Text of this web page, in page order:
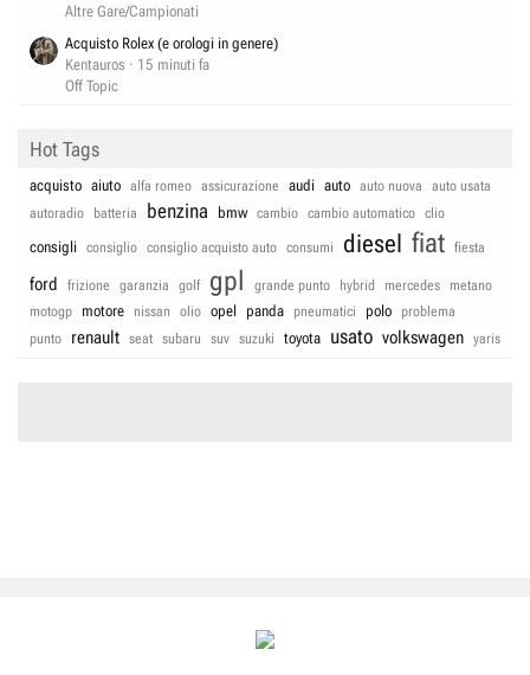
Altre Gare/Campionati
Acquisto Rolex (e orologi in genere)
Kentauros
15 minuti fa
Off Topic
Hot Tags
acquisto aiuto alfa romeo assicurazione audi auto auto nuova
auto usata
autoradio
batteria benzina bmw cambio cambio automatico clio
consigli consiglio consiglio acquisto auto consumi diesel fiat fiesta
ford frizione garanzia golf gpl grande punto hybrid mercedes
metano
motogp
motore nissan olio opel panda pneumatici polo
problema
punto
renault seat subaru suv suzuki toyota usato volkswagen yaris